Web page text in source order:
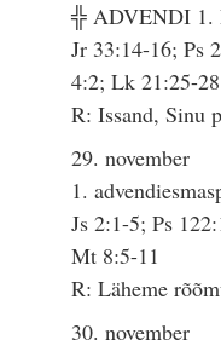
╬ ADVENDI 1.
Jr 33:14-16; Ps
4:2; Lk 21:25-
R: Issand, Sinu
29. november
1.
Js 2:1-5; Ps
Mt 8:5-11
R: Läheme
30. november